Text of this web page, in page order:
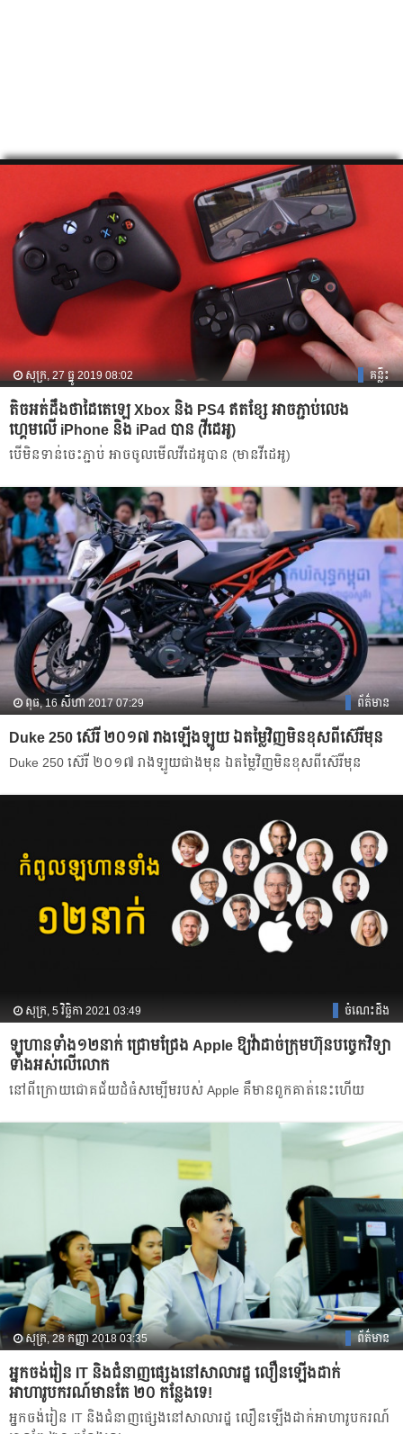
សុក្រ, 27 ធ្នូ 2019 08:02 គន្លឹះ
តិចអត់ដឹងថាដៃតេឡេ Xbox និង PS4 ឥតខ្សែ អាចភ្ជាប់លេង
ហ្គេមលើ iPhone និង iPad បាន (វីដេអូ)
បើមិនទាន់ចេះភ្ជាប់ អាចចូលមើលវីដេអូបាន​ (មានវីដេអូ)
ពុធ, 16 សីហា 2017 07:29 ព័ត៌មាន
Duke 250 ស៊េរី ២០១៧ រាង​​​ឡើង​ឡូយ ឯតម្លៃ​​វិញ​​មិន​ខុស​ពី​ស៊េរី​មុន​
Duke 250 ស៊េរី ២០១៧ រាង​​ឡូយ​ជាង​មុន ឯ​តម្លៃ​​វិញ​​មិន​ខុស​ពី​ស៊េរី​មុន​
សុក្រ, 5 វិច្ឆិកា 2021 03:49 ចំណេះដឹង
ឡហានទាំង១២នាក់ ជ្រោមជ្រែង Apple ឱ្យវ៉ាដាច់ក្រុមហ៊ុនបច្ចេកវិទ្យា
ទាំងអស់លើលោក
នៅពីក្រោយជោគជ័យដំធំសម្បើមរបស់ Apple គឺមានពួកគាត់នេះហើយ
សុក្រ, 28 កញ្ញា 2018 03:35 ព័ត៌មាន
អ្នក​ចង់​រៀន IT និង​ជំនាញ​ផ្សេង​នៅ​សាលា​រដ្ឋ លឿន​ឡើង​ដាក់​
អាហារូបករណ៍​មាន​តែ ២០ ​កន្លែង​ទេ!
អ្នក​ចង់​រៀន IT និង​ជំនាញ​ផ្សេង​នៅ​សាលា​រដ្ឋ លឿន​ឡើង​ដាក់​អាហារូបករណ៍​